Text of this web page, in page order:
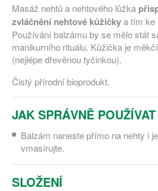
Masáž nehtů a nehtového lůžka
zvláčnění nehtové kůžičkya tím ke
Používání balzámu by se mělo stát
manikurního rituálu. Kůžička je
(nejlépe dřevěnou tyčinkou).
Čistý přírodní bioprodukt.
JAK SPRÁVNĚ POUŽÍVAT
Balzám naneste přímo na nehty i
vmasírujte.
SLOŽENÍ